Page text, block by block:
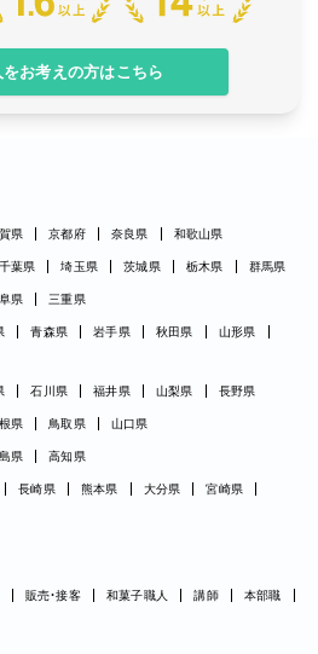
をお考えの方はこちら
県 京都府 奈良県 和歌山県
千葉県 埼玉県 茨城県 栃木県 群馬県
県 三重県
青森県 岩手県 秋田県
山形県
石川県 福井県 山梨県 長野県
県 鳥取県 山口県
県 高知県
長崎県 熊本県 大分県
宮崎県
販売・接客 和菓子職人 講師
本部職